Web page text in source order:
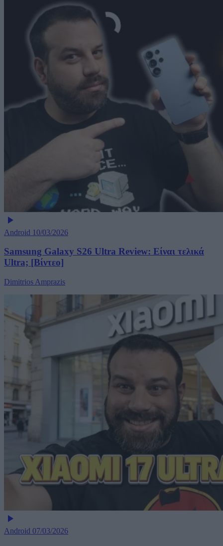
Android 10/03/2026
Samsung Galaxy S26 Ultra Review: Είναι τελικά
Ultra; [Βίντεο]
Dimitrios Amprazis
Android 07/03/2026